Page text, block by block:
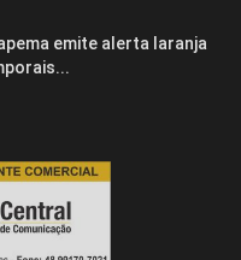
emite alerta laranja